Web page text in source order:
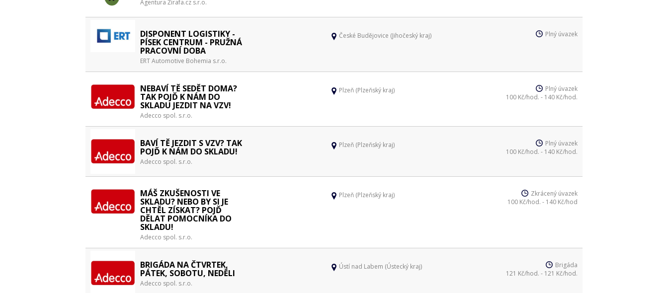
Agentura Žirafa.cz s.r.o.
DISPONENT LOGISTIKY -
PÍSEK CENTRUM - PRUŽNÁ
PRACOVNÍ DOBA
ERT Automotive Bohemia s.r.o.
České Budějovice (Jihočeský kraj) Plný úvazek
NEBAVÍ TĚ SEDĚT DOMA?
TAK POJĎ K NÁM DO
SKLADU JEZDIT NA VZV!
Adecco spol. s.r.o.
Plzeň (Plzeňský kraj)
Plný úvazek
100 Kč/hod. - 140 Kč/hod.
BAVÍ TĚ JEZDIT S VZV? TAK
POJĎ K NÁM DO SKLADU!
Adecco spol. s.r.o.
Plzeň (Plzeňský kraj)
Plný úvazek
100 Kč/hod. - 140 Kč/hod.
MÁŠ ZKUŠENOSTI VE
SKLADU? NEBO BY SI JE
CHTĚL ZÍSKAT? POJĎ
DĚLAT POMOCNÍKA DO
SKLADU!
Adecco spol. s.r.o.
Plzeň (Plzeňský kraj)
Zkrácený úvazek
100 Kč/hod. - 140 Kč/hod
BRIGÁDA NA ČTVRTEK,
PÁTEK, SOBOTU, NEDĚLI
Adecco spol. s.r.o.
Ústí nad Labem (Ústecký kraj)
Brigáda
121 Kč/hod. - 121 Kč/hod.